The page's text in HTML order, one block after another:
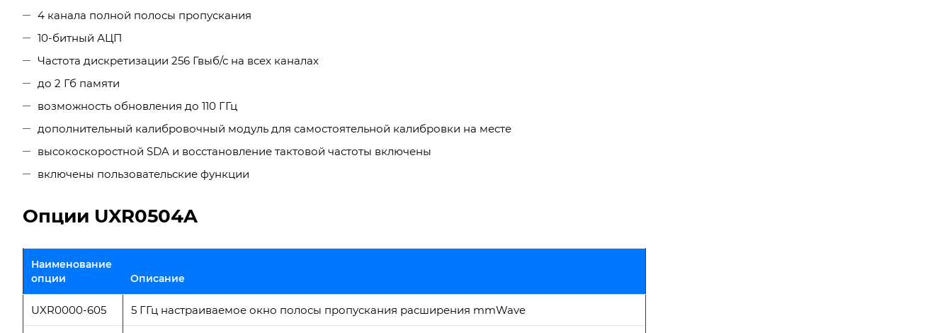
4 канала полной полосы пропускания
10-битный АЦП
Частота дискретизации 256 Гвыб/с на всех каналах
до 2 Гб памяти
возможность обновления до 110 ГГц
дополнительный калибровочный модуль для самостоятельной калибровки на месте
высокоскоростной SDA и восстановление тактовой частоты включены
включены пользовательские функции
Опции UXR0504A
Наименование
опции
Описание
UXR0000-605 5 ГГц настраиваемое окно полосы пропускания расширения mmWave